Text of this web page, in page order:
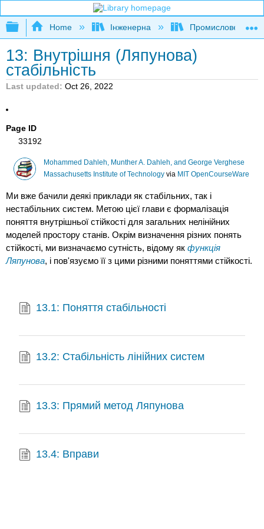
Expand/collapse global hierarchy
Home Інженерна Промислове та
13: Внутрішня (Ляпунова)
стабільність
Last updated Oct 26, 2022
Page ID
33192
Mohammed Dahleh, Munther A. Dahleh, and George Verghese
Massachusetts Institute of Technologyvia MIT OpenCourseWare
Ми вже бачили деякі приклади як стабільних, так і
нестабільних систем. Метою цієї глави є формалізація
поняття внутрішньої стійкості для загальних нелінійних
моделей простору станів. Окрім визначення різних понять
стійкості, ми визначаємо сутність, відому якфункція
Ляпунова, і пов'язуємо її з цими різними поняттями стійкості.
13.1: Поняття стабільності
13.2: Стабільність лінійних систем
13.3: Прямий метод Ляпунова
13.4: Вправи